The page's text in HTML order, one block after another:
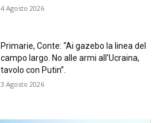
4 Agosto 2026
Primarie, Conte: “Ai gazebo la linea del
campo largo. No alle armi all’Ucraina,
tavolo con Putin”.
3 Agosto 2026